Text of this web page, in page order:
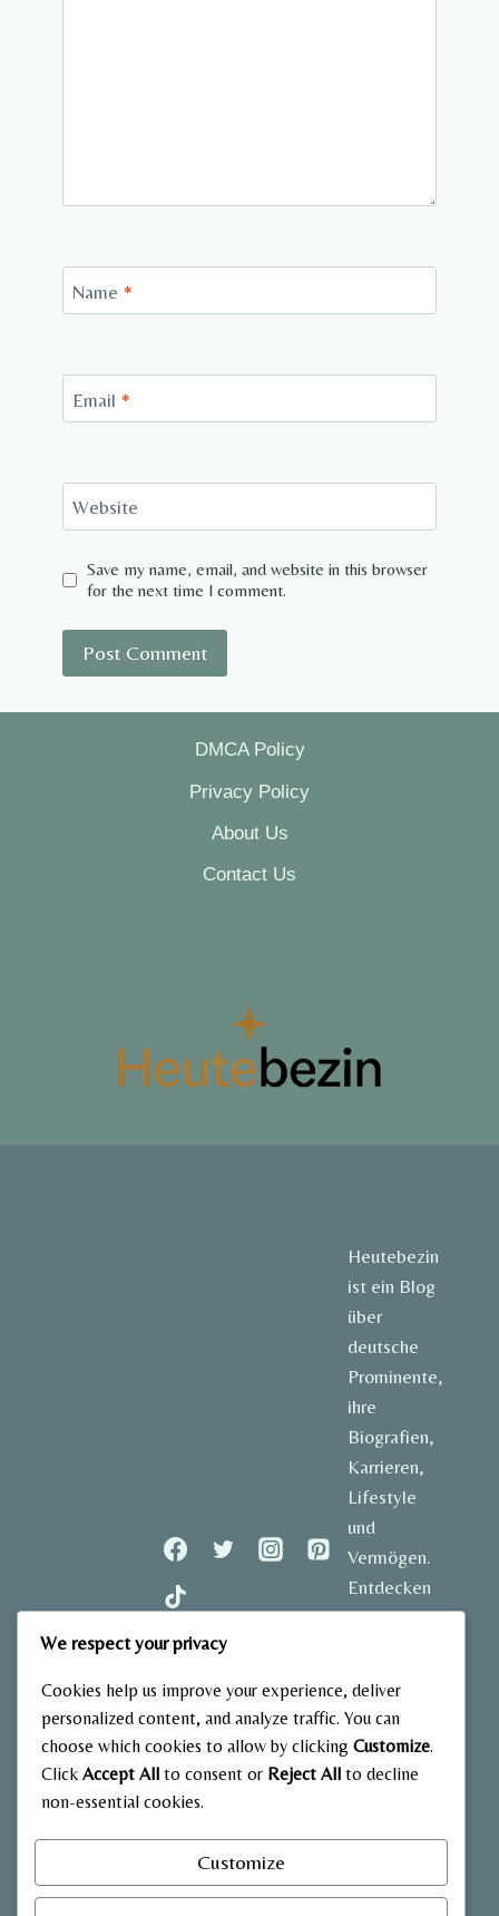
Name *
Email *
Website
Save my name, email, and website in this browser
for the next time I comment.
DMCA Policy
Privacy Policy
About Us
Contact Us
Heutebezin
ist ein Blog
über
deutsche
Prominente,
ihre
Biografien,
Karrieren,
Lifestyle
und
Vermögen.
Entdecken
Sie
und aktuelle
Einblicke in
das Leben
Deutschlands.
We respect your privacy
Cookies help us improve your experience, deliver
personalized content, and analyze traffic. You can
choose which cookies to allow by clicking Customize.
Click Accept All to consent or Reject All to decline
non-essential cookies.
Customize